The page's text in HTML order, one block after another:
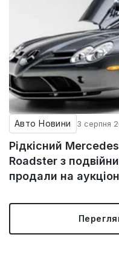
Авто Новини 3 серпня
Рідкісний
Roadster з
продали на